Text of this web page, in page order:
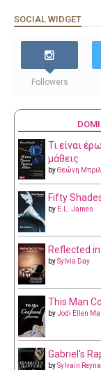
SOCIAL WIDGET
Followers
Τι είναι
μάθεις
byΘεώνη
Fifty
by E.L. James
Reflected
bySylvia Day
This Man
byJodi Ellen
Gabriel's
bySylvain